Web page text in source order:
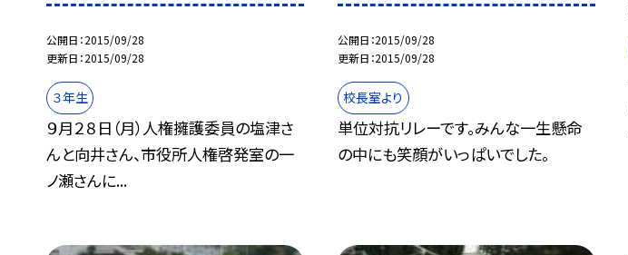
公開日 2015/09/28
更新日 2015/09/28
３年生
９月２８日（月）人権擁護委員の塩津さ
んと向井さん、市役所人権啓発室の一
ノ瀬さんに...
公開日 2015/09/28
更新日 2015/09/28
校長室より
単位対抗リレーです。みんな一生懸命
の中にも笑顔がいっぱいでした。